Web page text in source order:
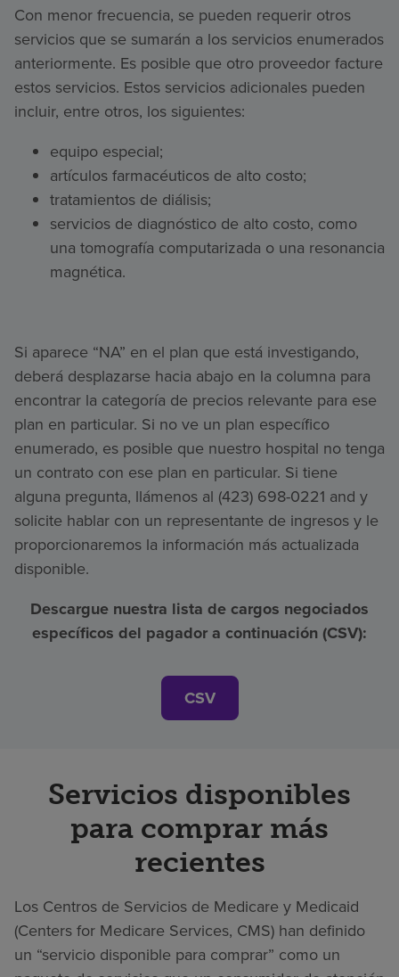
Con menor frecuencia, se pueden requerir otros
servicios que se sumarán a los servicios enumerados
anteriormente. Es posible que otro proveedor facture
estos servicios. Estos servicios adicionales pueden
incluir, entre otros, los siguientes:
equipo especial;
artículos farmacéuticos de alto costo;
tratamientos de diálisis;
servicios de diagnóstico de alto costo, como
una tomografía computarizada o una resonancia
magnética.
Si aparece “NA” en el plan que está investigando,
deberá desplazarse hacia abajo en la columna para
encontrar la categoría de precios relevante para ese
plan en particular. Si no ve un plan específico
enumerado, es posible que nuestro hospital no tenga
un contrato con ese plan en particular. Si tiene
alguna pregunta, llámenos al (423) 698-0221 and y
solicite hablar con un representante de ingresos y le
proporcionaremos la información más actualizada
disponible.
Descargue nuestra lista de cargos negociados
específicos del pagador a continuación (CSV):
CSV
Servicios disponibles
para comprar más
recientes
Los Centros de Servicios de Medicare y Medicaid
(Centers for Medicare Services, CMS) han definido
un “servicio disponible para comprar” como un